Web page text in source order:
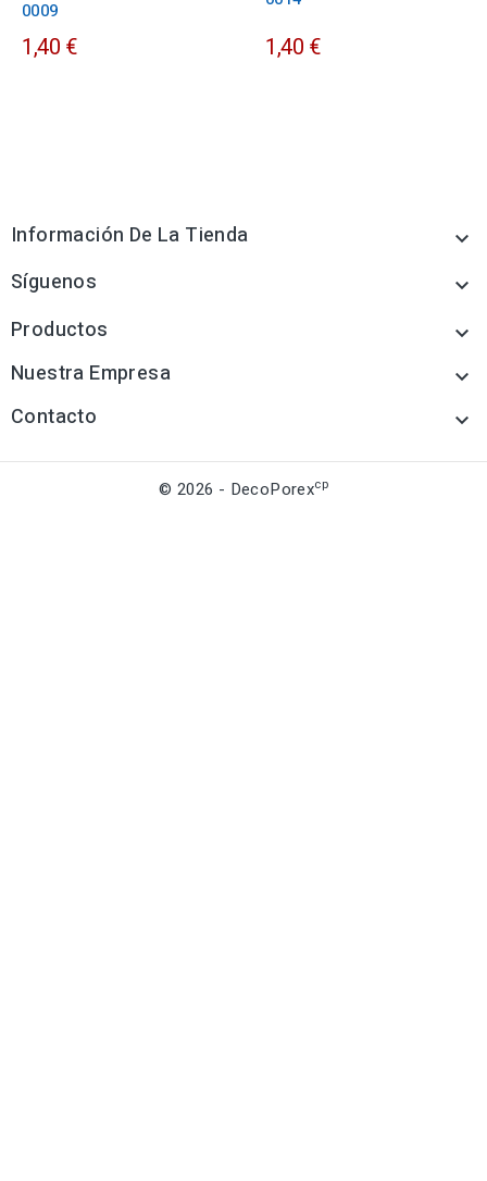
0009
1,40 € 1,40 €
Información De La Tienda 
Síguenos 
Productos 
Nuestra Empresa 
Contacto 
© 2026 - DecoPorexcp